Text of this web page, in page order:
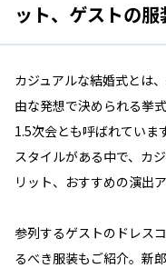
ット、ゲストの服
カジュアルな結婚式とは
由な発想で決められる挙
1.5次会とも呼ばれていま
スタイルがある中で、カ
リット、おすすめの演出
参列するゲストのドレス
るべき服装もご紹介。新